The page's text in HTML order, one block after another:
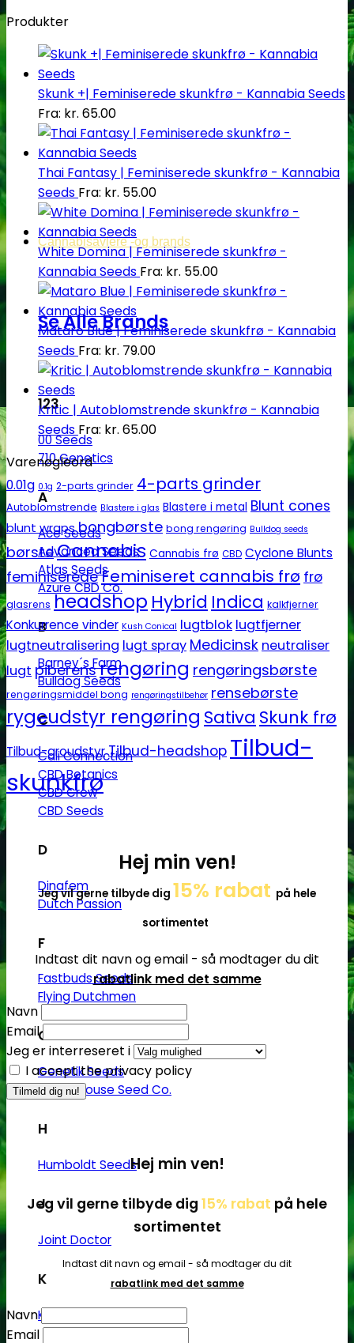
Cannabisavlere -og brands
Se Alle Brands
123
00 Seeds
710 Genetics
A
Ace Seeds
Advanced Seeds
Atlas Seeds
Azure CBD Co.
B
Barney´s Farm
Bulldog Seeds
C
Cali Connection
CBD Botanics
CBD Crew
CBD Seeds
D
Dinafem
Dutch Passion
F
Fastbuds Seeds
Flying Dutchmen
G
Genetik Seeds
Green House Seed Co.
H
Humboldt Seeds
J
Joint Doctor
K
Kannabia
Produkter
Skunk +| Feminiserede skunkfrø - Kannabia Seeds
Fra: kr. 65.00
Thai Fantasy | Feminiserede skunkfrø - Kannabia
Seeds Fra: kr. 55.00
White Domina | Feminiserede skunkfrø -
Kannabia Seeds Fra: kr. 55.00
Mataro Blue | Feminiserede skunkfrø - Kannabia
Seeds Fra: kr. 79.00
Kritic | Autoblomstrende skunkfrø - Kannabia
Seeds Fra: kr. 65.00
Varenøgleord
0.01g 0.1g 2-parts grinder 4-parts grinder
Autoblomstrende Blastere i glas Blastere i metal Blunt cones
blunt wraps bongbørste bong rengøring Bulldog seeds
børsteCannabis Cannabis frø CBD Cyclone Blunts
feminiseredeFeminiseret cannabis frø frø
glasrens headshop Hybrid Indica kalkfjerner
Konkurrence vinder Kush Conical lugtblok lugtfjerner
lugtneutralisering lugt spray Medicinsk neutraliser
lugt piberensrengøring rengøringsbørste
rengøringsmiddel bong rengøringstilbehør rensebørste
rygeudstyr rengøring Sativa Skunk frø
Tilbud-groudstyrTilbud-headshop Tilbud-
skunkfrø
Hej min ven!
Jeg vil gerne tilbyde dig 15% rabat på hele
sortimentet
Indtast dit navn og email - så modtager du dit
rabatlink med det samme
Navn
Email
Jeg er interreseret i
I accept the privacy policy
Hej min ven!
Jeg vil gerne tilbyde dig 15% rabat på hele
sortimentet
Indtast dit navn og email - så modtager du dit
rabatlink med det samme
Navn
Email